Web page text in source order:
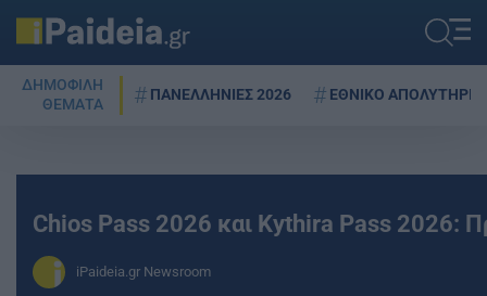
ΔΗΜΟΦΙΛΗ
ΘΕΜΑΤΑ
ΠΑΝΕΛΛΗΝΙΕΣ 2026 ΕΘΝΙΚΟ ΑΠΟΛΥΤΗΡΙΟ
Chios Pass 2026 και Kythira Pass 2026:
iPaideia.gr Newsroom